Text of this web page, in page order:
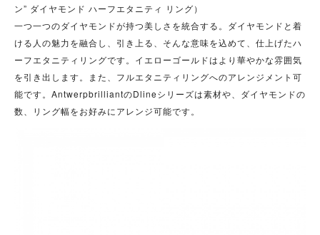
ン” ダイヤモンド ハーフエタニティ リング）
一つ一つのダイヤモンドが持つ美しさを統合する。ダイヤモンドと着
ける人の魅力を融合し、引き上る、そんな意味を込めて、仕上げたハ
ーフエタニティリングです。イエローゴールドはより華やかな雰囲気
を引き出します。また、フルエタニティリングへのアレンジメント可
能です。AntwerpbrilliantのDlineシリーズは素材や、ダイヤモンドの
数、リング幅をお好みにアレンジ可能です。